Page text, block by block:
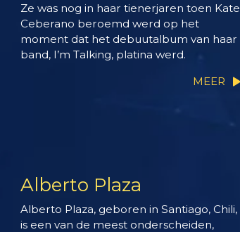
Ze was nog in haar tienerjaren toen Kate
Ceberano beroemd werd op het
moment dat het debuutalbum van haar
band, I’m Talking, platina werd.
MEER
Alberto Plaza
Alberto Plaza, geboren in Santiago, Chili,
is een van de meest onderscheiden,